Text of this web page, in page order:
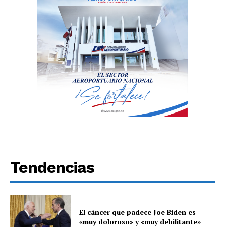
Tendencias
El cáncer que padece Joe Biden es
«muy doloroso» y «muy debilitante»